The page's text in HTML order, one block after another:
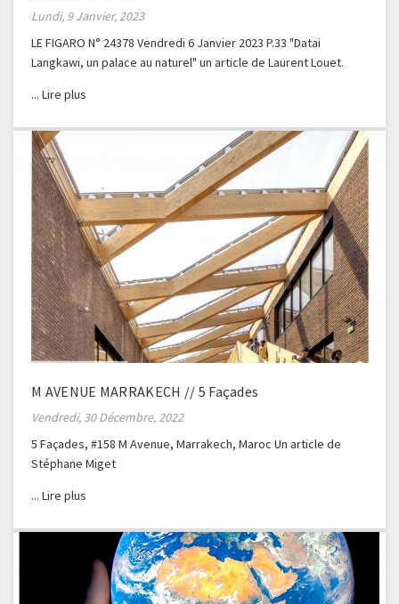
Lundi, 9 Janvier, 2023
LE FIGARO N° 24378 Vendredi 6 Janvier 2023 P.33 "Datai
Langkawi, un palace au naturel" un article de Laurent Louet.
M AVENUE MARRAKECH // 5 Façades
Vendredi, 30 Décembre, 2022
5 Façades, #158 M Avenue, Marrakech, Maroc Un article de
Stéphane Miget